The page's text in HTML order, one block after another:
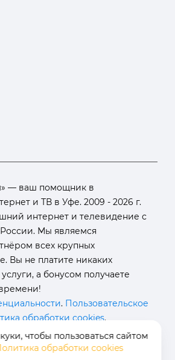
— ваш помощник в
и ТВ в Уфе. 2009 - 2026 г.
интернет и телевидение с
Мы являемся
всех крупных
Вы не платите никаких
а бонусом получаете
. Пользовательское
обработки cookies.
информационных
ресурса можно настранице
чтобы пользоваться сайтом
обработки cookies